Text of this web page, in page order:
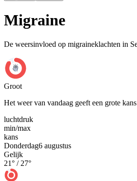
Migraine
De weersinvloed op migraineklachten in
Groot
Het weer van vandaag geeft een grote
luchtdruk
min/max
kans
Donderdag6 augustus
Gelijk
21° / 27°